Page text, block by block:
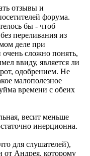
отзывы и
форума.
бы - чтоб
переливания из
деле при
сложно понять,
ввиду, является ли
одобрением. Не
малополезное
времени с обеих
весит меньше
инерционна.
для слушателей),
от Андрея, которому